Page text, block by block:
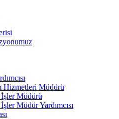
Hizmetleri Müdürü
Müdürü
Müdür Yardımcısı